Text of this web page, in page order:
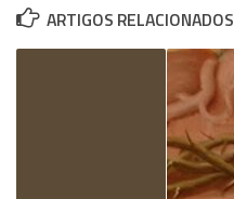
ARTIGOS RELACIONADOS